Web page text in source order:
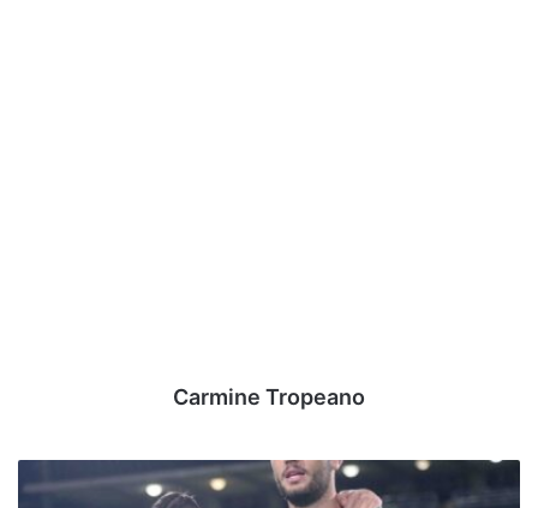
Carmine Tropeano
Dossena: